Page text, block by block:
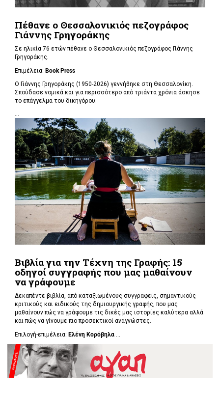
Πέθανε ο Θεσσαλονικιός πεζογράφος
Γιάννης Γρηγοράκης
Σε ηλικία 76 ετών πέθανε ο Θεσσαλονικιός πεζογράφος Γιάννης
Γρηγοράκης.
Επιμέλεια: Book Press
Ο Γιάννης Γρηγοράκης (1950-2026) γεννήθηκε στη Θεσσαλονίκη.
Σπούδασε νομικά και για περισσότερο από τριάντα χρόνια άσκησε
το επάγγελμα του δικηγόρου.
...
Βιβλία για την Τέχνη της Γραφής: 15
οδηγοί συγγραφής που μας μαθαίνουν
να γράφουμε
Δεκαπέντε βιβλία, από καταξιωμένους συγγραφείς, σημαντικούς
κριτικούς και ειδικούς της δημιουργικής γραφής, που μας
μαθαίνουν πώς να γράφουμε τις δικές μας ιστορίες καλύτερα αλλά
και πώς να γίνουμε πιο προσεκτικοί αναγνώστες.
Επιλογή-επιμέλεια: Ελένη Κορόβηλα